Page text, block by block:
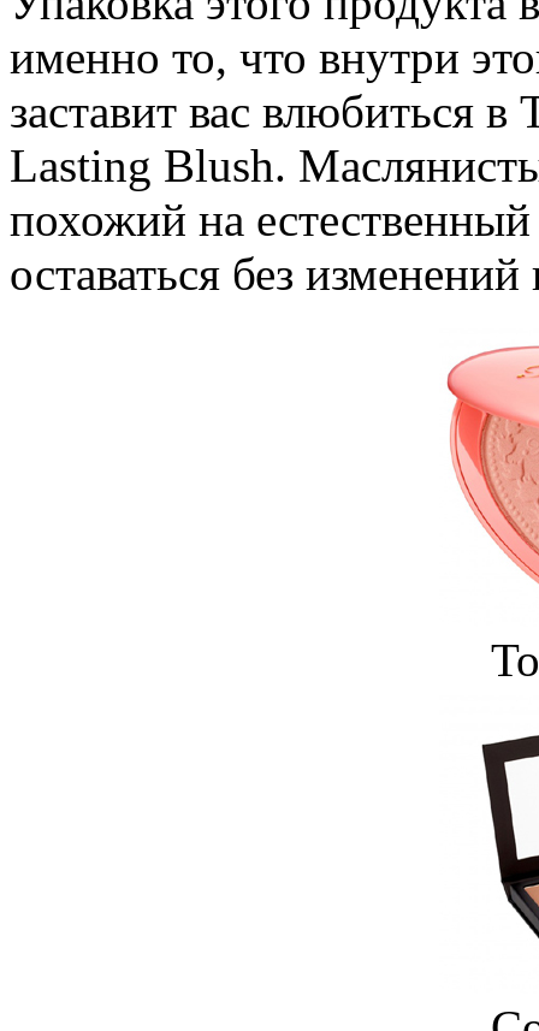
именно то, что внутри
заставит вас влюбиться
Lasting Blush.
похожий на
оставаться без